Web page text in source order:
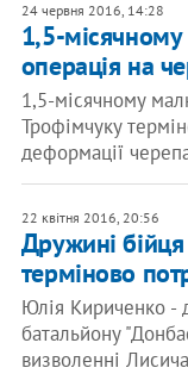
24 червня 2016, 14:28
1,5-
операція на
1,5-місячному
Трофімчуку
деформації
22 квітня 2016, 20:56
Дружині
терміново
Юлія Кириченко -
батальйону
визволенні